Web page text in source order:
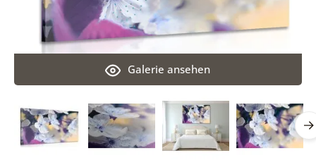
Galerie ansehen